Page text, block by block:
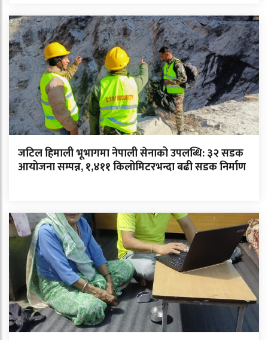
जटिल हिमाली भूभागमा नेपाली सेनाको उपलब्धि: ३२ सडक
आयोजना सम्पन्न, १,४११ किलोमिटरभन्दा बढी सडक निर्माण